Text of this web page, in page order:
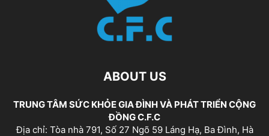
ABOUT US
TRUNG TÂM SỨC KHỎE GIA ĐÌNH VÀ PHÁT TRIỂN CỘNG
ĐỒNG C.F.C
Địa chỉ: Tòa nhà 791, Số 27 Ngõ 59 Láng Hạ, Ba Đình, Hà